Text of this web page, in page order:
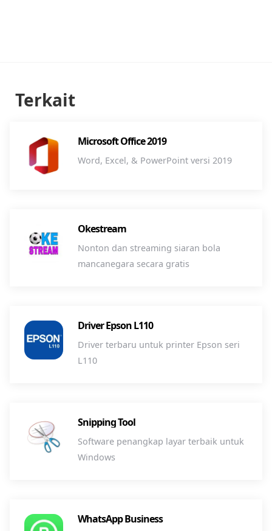
Terkait
Microsoft Office 2019
Word, Excel, & PowerPoint versi 2019
Okestream
Nonton dan streaming siaran bola
mancanegara secara gratis
Driver Epson L110
Driver terbaru untuk printer Epson seri
L110
Snipping Tool
Software penangkap layar terbaik untuk
Windows
WhatsApp Business